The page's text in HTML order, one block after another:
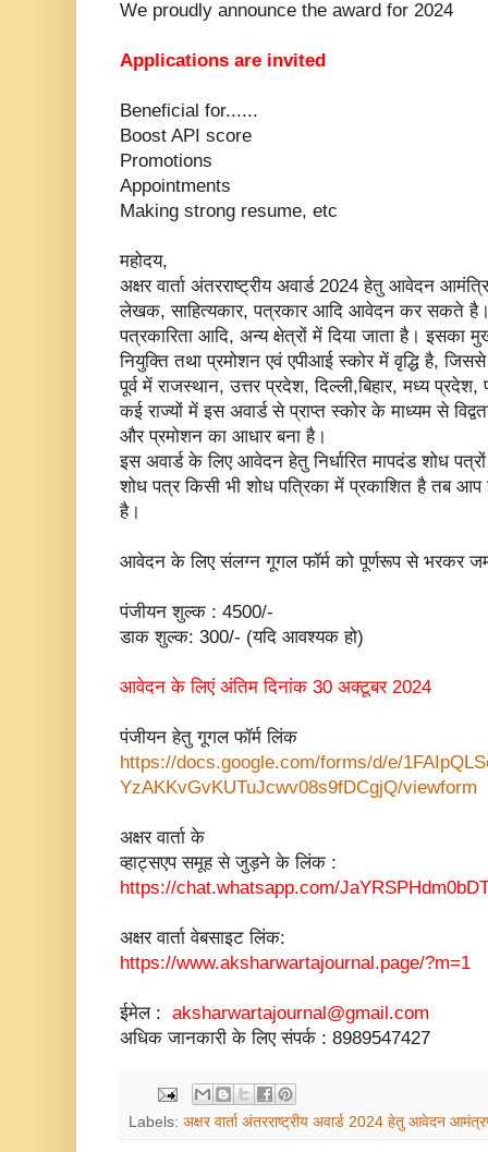
We proudly announce the award for 2024
Applications are invited
Beneficial for......
Boost API score
Promotions
Appointments
Making strong resume, etc
महोदय,
अक्षर वार्ता अंतरराष्ट्रीय अवार्ड 2024 हेतु आवेदन
लेखक, साहित्यकार, पत्रकार आदि आवेदन कर सकते है।
पत्रकारिता आदि, अन्य क्षेत्रों में दिया जाता है। इसका
नियुक्ति तथा प्रमोशन एवं एपीआई स्कोर में वृद्धि है,
पूर्व में राजस्थान, उत्तर प्रदेश, दिल्ली,बिहार, मध्य
कई राज्यों में इस अवार्ड से प्राप्त स्कोर के माध्यम से
और प्रमोशन का आधार बना है।
इस अवार्ड के लिए आवेदन हेतु निर्धारित मापदंड शोध
शोध पत्र किसी भी शोध पत्रिका में प्रकाशित है तब
है।
आवेदन के लिए संलग्न गूगल फॉर्म को पूर्णरूप से भरकर
पंजीयन शुल्क : 4500/-
डाक शुल्क: 300/- (यदि आवश्यक हो)
आवेदन के लिएं अंतिम दिनांक 30 अक्टूबर 2024
पंजीयन हेतु गूगल फॉर्म लिंक
https://docs.google.com/forms/d/e/
YzAKKvGvKUTuJcwv08s9fDCgjQ/viewform
अक्षर वार्ता के
व्हाट्सएप समूह से जुड़ने के लिंक :
https://chat.whatsapp.com/
अक्षर वार्ता वेबसाइट लिंक:
https://www.aksharwartajournal.page/?m=1
ईमेल : aksharwartajournal@gmail.com
अधिक जानकारी के लिए संपर्क : 8989547427
Labels: अक्षर वार्ता अंतरराष्ट्रीय अवार्ड 2024 हेतु आवेदन